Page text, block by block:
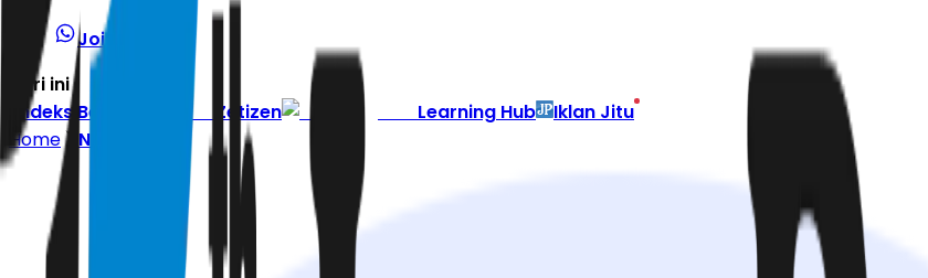
Join Channel
Hari ini
Indeks Berita Zetizen Learning Hub
Iklan Jitu
Home
Nasional